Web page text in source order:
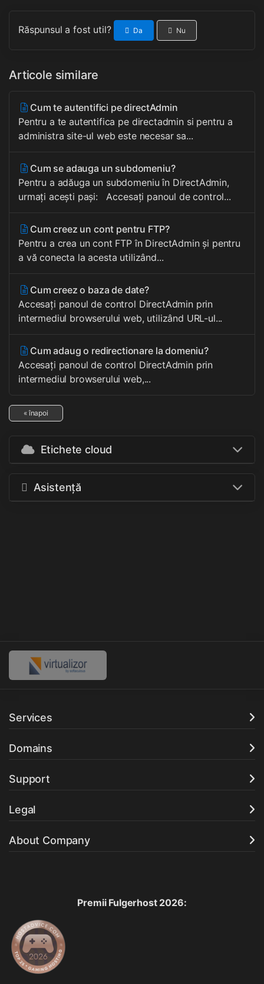
Răspunsul a fost util? Da Nu
Articole similare
Cum te autentifici pe directAdmin
Pentru a te autentifica pe directadmin si pentru a
administra site-ul web este necesar sa...
Cum se adauga un subdomeniu?
Pentru a adăuga un subdomeniu în DirectAdmin,
urmați acești pași: Accesați panoul de control...
Cum creez un cont pentru FTP?
Pentru a crea un cont FTP în DirectAdmin și pentru
a vă conecta la acesta utilizând...
Cum creez o baza de date?
Accesați panoul de control DirectAdmin prin
intermediul browserului web, utilizând URL-ul...
Cum adaug o redirectionare la domeniu?
Accesați panoul de control DirectAdmin prin
intermediul browserului web,...
« înapoi
Etichete cloud
Asistență
Services
Domains
Support
Legal
About Company
Premii Fulgerhost 2026: